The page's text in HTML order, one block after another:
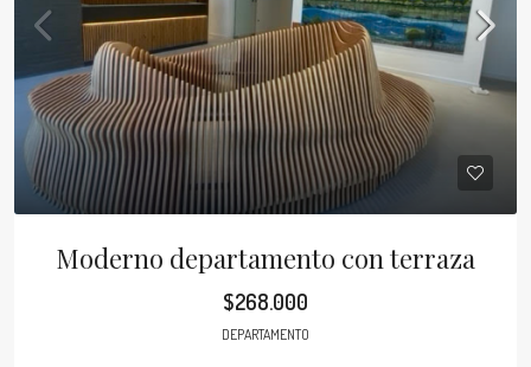
Moderno departamento con terraza
$268.000
DEPARTAMENTO